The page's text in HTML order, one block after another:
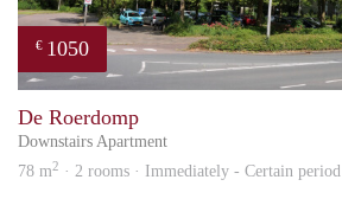
€ 1050
De Roerdomp
Downstairs Apartment
78 m2 · 2 rooms · Immediately - Certain period